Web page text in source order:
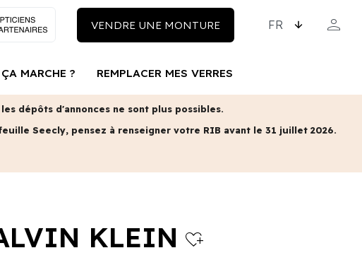
VENDRE UNE MONTURE person
MARCHE ? REMPLACER MES VERRES
dépôts d'annonces ne sont plus possibles.
Seecly, pensez à renseigner votre RIB avant le 31 juillet 2026.
KLEIN heart_plus